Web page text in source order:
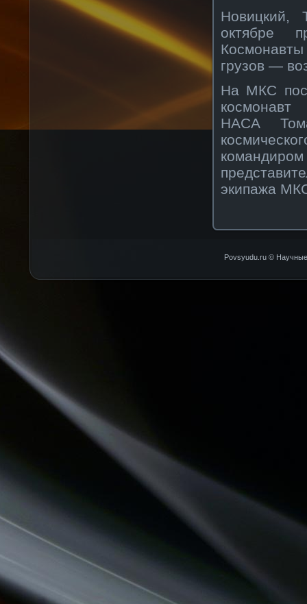
Новицкий,
октябре
грузов —
На МКС
космонавт
НАСА
экипажа
Povsyudu.ru © Научные